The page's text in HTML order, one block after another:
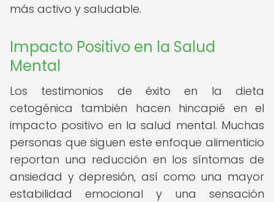
más activo y saludable.
Impacto Positivo en la Salud
Mental
Los testimonios de éxito en la dieta
cetogénica también hacen hincapié en el
impacto positivo en la salud mental. Muchas
personas que siguen este enfoque alimenticio
reportan una reducción en los síntomas de
ansiedad y depresión, así como una mayor
estabilidad emocional y una sensación